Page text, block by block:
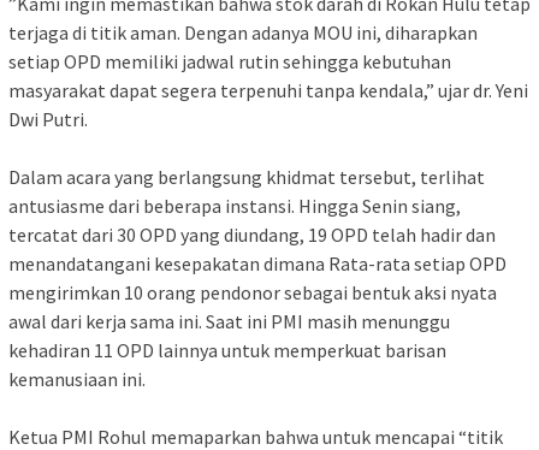
terjaga di titik aman. Dengan adanya MOU ini, diharapkan
setiap OPD memiliki jadwal rutin sehingga kebutuhan
masyarakat dapat segera terpenuhi tanpa kendala,” ujar dr. Yeni
Dwi Putri.
​Dalam acara yang berlangsung khidmat tersebut, terlihat
antusiasme dari beberapa instansi. Hingga Senin siang,
tercatat dari 30 OPD yang diundang, 19 OPD telah hadir dan
menandatangani kesepakatan dimana Rata-rata setiap OPD
mengirimkan 10 orang pendonor sebagai bentuk aksi nyata
awal dari kerja sama ini. Saat ini ​PMI masih menunggu
kehadiran 11 OPD lainnya untuk memperkuat barisan
kemanusiaan ini.
​Ketua PMI Rohul memaparkan bahwa untuk mencapai “titik